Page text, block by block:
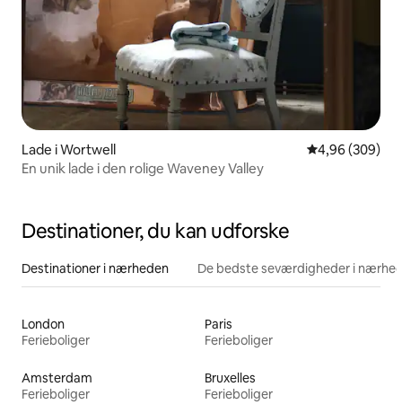
Lade i Wortwell 4,96 ud af 5 i
4,96 (309)
En unik lade i den rolige Waveney Valley
Destinationer, du kan udforske
Destinationer i nærheden De bedste seværdigheder i
London
Ferieboliger
Paris
Ferieboliger
Amsterdam
Ferieboliger
Bruxelles
Ferieboliger